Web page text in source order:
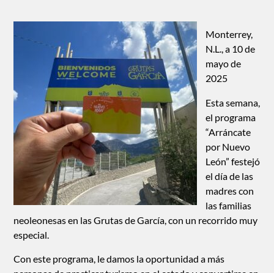
Monterrey,
N.L., a 10 de
mayo de
2025
Esta semana,
el programa
“Arráncate
por Nuevo
León” festejó
el día de las
madres con
las familias
neoleonesas en las Grutas de García, con un recorrido muy
especial.
Con este programa, le damos la oportunidad a más